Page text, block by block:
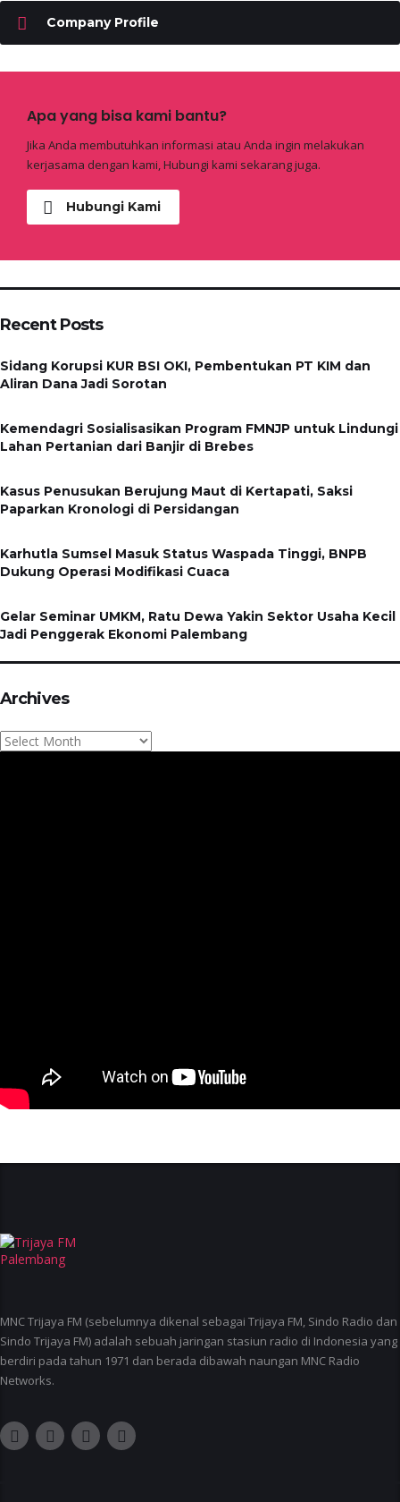
Company Profile
Apa yang bisa kami bantu?
Jika Anda membutuhkan informasi atau Anda ingin melakukan
kerjasama dengan kami, Hubungi kami sekarang juga.
Hubungi Kami
Recent Posts
Sidang Korupsi KUR BSI OKI, Pembentukan PT KIM dan
Aliran Dana Jadi Sorotan
Kemendagri Sosialisasikan Program FMNJP untuk Lindungi
Lahan Pertanian dari Banjir di Brebes
Kasus Penusukan Berujung Maut di Kertapati, Saksi
Paparkan Kronologi di Persidangan
Karhutla Sumsel Masuk Status Waspada Tinggi, BNPB
Dukung Operasi Modifikasi Cuaca
Gelar Seminar UMKM, Ratu Dewa Yakin Sektor Usaha Kecil
Jadi Penggerak Ekonomi Palembang
Archives
Archives
MNC Trijaya FM (sebelumnya dikenal sebagai Trijaya FM, Sindo Radio dan
Sindo Trijaya FM) adalah sebuah jaringan stasiun radio di Indonesia yang
berdiri pada tahun 1971 dan berada dibawah naungan MNC Radio
Networks.